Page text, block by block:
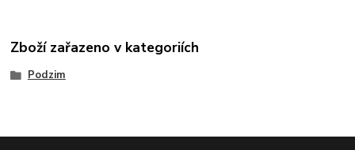
Zboží zařazeno v kategoriích
Podzim